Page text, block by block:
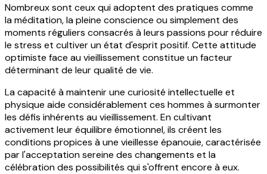
Nombreux sont ceux qui adoptent des pratiques comme
la méditation, la pleine conscience ou simplement des
moments réguliers consacrés à leurs passions pour réduire
le stress et cultiver un état d'esprit positif. Cette attitude
optimiste face au vieillissement constitue un facteur
déterminant de leur qualité de vie.
La capacité à maintenir une curiosité intellectuelle et
physique aide considérablement ces hommes à surmonter
les défis inhérents au vieillissement. En cultivant
activement leur équilibre émotionnel, ils créent les
conditions propices à une vieillesse épanouie, caractérisée
par l'acceptation sereine des changements et la
célébration des possibilités qui s'offrent encore à eux.